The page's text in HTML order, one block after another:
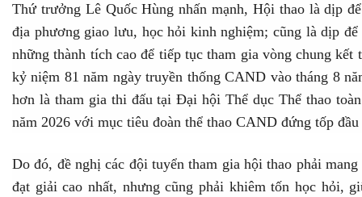
Thứ trưởng Lê Quốc Hùng nhấn mạnh, Hội thao là dịp
địa phương giao lưu, học hỏi kinh nghiệm; cũng là dịp
những thành tích cao để tiếp tục tham gia vòng chung kết
kỷ niệm 81 năm ngày truyền thống CAND vào tháng 8
hơn là tham gia thi đấu tại Đại hội Thể dục Thể thao
năm 2026 với mục tiêu đoàn thể thao CAND đứng tốp
Do đó, đề nghị các đội tuyển tham gia hội thao phải
đạt giải cao nhất, nhưng cũng phải khiêm tốn học hỏi,